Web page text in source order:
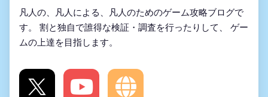
凡人の、凡人による、凡人のためのゲーム攻略ブログで
す。 割と独自で誰得な検証・調査を行ったりして、 ゲー
ムの上達を目指します。